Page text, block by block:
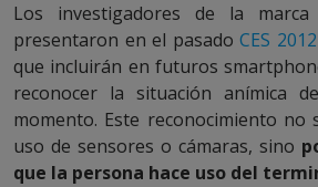
Los investigadores de la marca
presentaron en el pasado CES 2012
que incluirán en futuros
reconocer la situación anímica
momento. Este reconocimiento no
uso de sensores o cámaras, sino
que la persona hace uso del